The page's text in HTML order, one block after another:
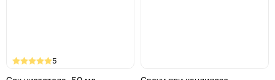
5